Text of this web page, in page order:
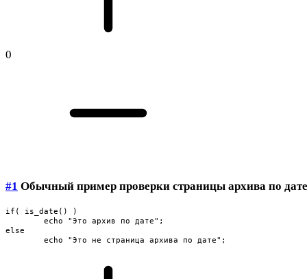
0
#1 Обычный пример проверки страницы архива по
if( is_date() )
else
	echo "Это не страница архива по дате";